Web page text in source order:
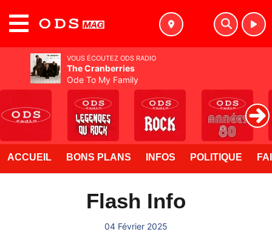
ACCUEIL BONS PLANS INFOS POLITIQUE
Flash Info
04 Février 2025
VOUS ÉCOUTEZ ODS RADIO
The Cranberries
Ode To My Family